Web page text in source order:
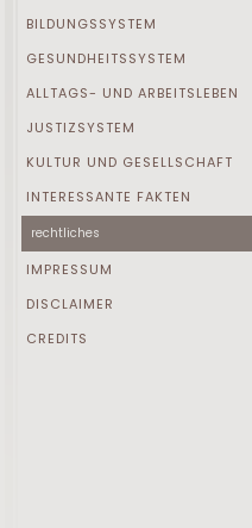
BILDUNGSSYSTEM
GESUNDHEITSSYSTEM
ALLTAGS- UND ARBEITSLEBEN
JUSTIZSYSTEM
KULTUR UND GESELLSCHAFT
INTERESSANTE FAKTEN
rechtliches
IMPRESSUM
DISCLAIMER
CREDITS